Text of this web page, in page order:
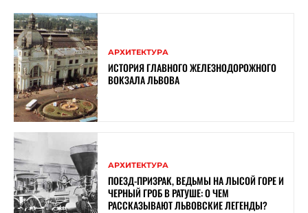
АРХИТЕКТУРА
ИСТОРИЯ ГЛАВНОГО ЖЕЛЕЗНОДОРОЖНОГО
ВОКЗАЛА ЛЬВОВА
АРХИТЕКТУРА
ПОЕЗД-ПРИЗРАК, ВЕДЬМЫ НА ЛЫСОЙ ГОРЕ И
ЧЕРНЫЙ ГРОБ В РАТУШЕ: О ЧЕМ
РАССКАЗЫВАЮТ ЛЬВОВСКИЕ ЛЕГЕНДЫ?